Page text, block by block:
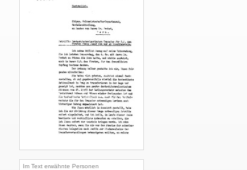
Im Text erwähnte Personen